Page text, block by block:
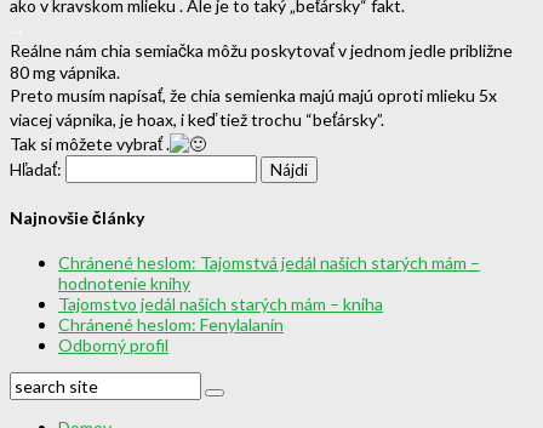
ako v kravskom mlieku . Ale je to taký „beťársky“ fakt.
Reálne nám chia semiačka môžu poskytovať v jednom jedle približne
80 mg vápnika.
Preto musím napísať, že chia semienka majú majú oproti mlieku 5x
viacej vápnika, je hoax, i keď tiež trochu “beťársky”.
Tak si môžete vybrať .
Hľadať:
Najnovšie články
Chránené heslom: Tajomstvá jedál našich starých mám –
hodnotenie knihy
Tajomstvo jedál našich starých mám – kniha
Chránené heslom: Fenylalanín
Odborný profil